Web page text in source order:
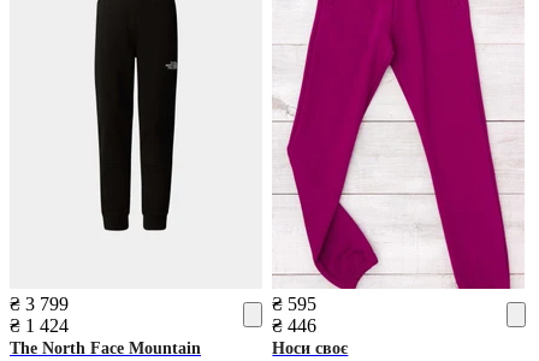
₴ 3 799
₴ 1 424
The North Face Mountain
₴ 595
₴ 446
Носи своє